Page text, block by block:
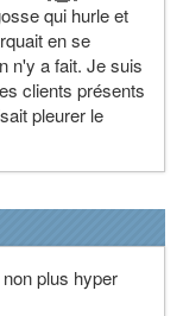
qui hurle et
en se
n'y a fait. Je suis
clients présents
pleurer le
plus hyper